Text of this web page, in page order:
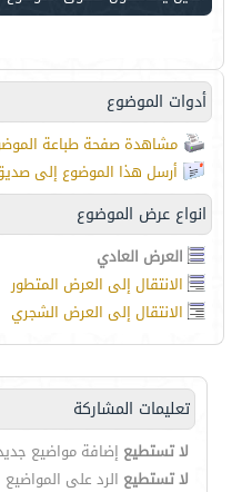
أدوات الموضوع
مشاهدة صفحة طباعة
أرسل هذا الموضوع إلى
انواع عرض الموضوع
العرض العادي
الانتقال إلى العرض المتطور
الانتقال إلى العرض الشجري
تعليمات المشاركة
لا تستطيع إضافة مواضيع
لا تستطيع الرد على المواضيع